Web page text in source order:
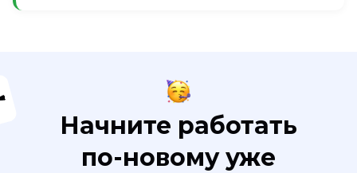
Начните работать
по-новому уже